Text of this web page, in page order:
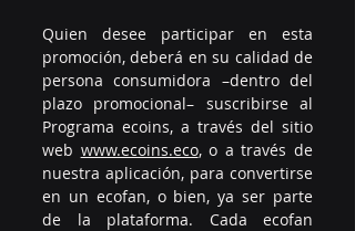
Quien desee participar en esta
promoción, deberá en su calidad de
persona consumidora –dentro del
plazo promocional– suscribirse al
Programa ecoins, a través del sitio
web www.ecoins.eco, o a través de
nuestra aplicación, para convertirse
en un ecofan, o bien, ya ser parte
de la plataforma. Cada ecofan